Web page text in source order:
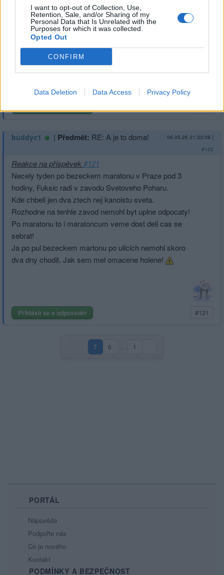
I want to opt-out of Collection, Use,
Retention, Sale, and/or Sharing of my
Personal Data that Is Unrelated with the
Purposes for which it was collected.
Opted Out
CONFIRM
Data Deletion Data Access Privacy Policy
misto. A velke prkvapko 19lety Kojetiinak v kanoi
jednotlivcu na 5 kilometrove trati vybojoval bronz.
Jako i americanka na kanoji na 500m trati,
Na kajaku Duklelak 5ti nasobny medalista z Olympiad
Josef Dostal take bronz.
buddyc1 | Předmět: RE: A je to doma! 09.05.26 21:33:08 |
#122
Reakce na příspěvek#121
Necely tyden po bezeckem maratonu v Praze pod 3
hodiny, Fuksic radi v zavodu Svetoveho Poharu.
Kde chbeli jen dva ztech nej kanoistu sveta.
Rozhodne na tenhle zavod nemohl byt uplne odpocaty!
Po maratonu to i maratoncum veme dost deli cas se
sebrat!
Ja po pul bezeckem martonu po ulicich nemohl skoro
dva dny chodit. Jak sem mel omacene holene!
Přihlásit se a odpovědět #121
7(aktuální strana)
6 1
PORTÁL
Nápověda
Podpořte nás
Co je nového
Kontakt
PODMÍNKY A BEZPEČNOST